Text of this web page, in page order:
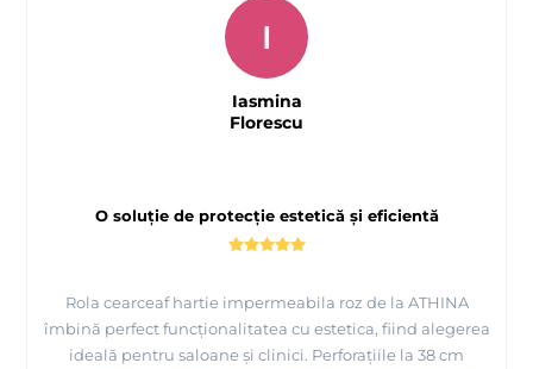
O soluție de protecție estetică și eficientă
Rola cearceaf hartie impermeabila roz de la ATHINA
îmbină perfect funcționalitatea cu estetica, fiind alegerea
ideală pentru saloane și clinici. Perforațiile la 38 cm
I
Iasmina
Florescu